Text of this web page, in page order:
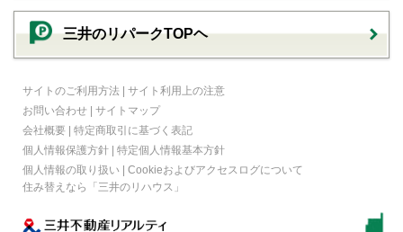
三井のリパークTOPヘ
サイトのご利用方法 | サイト利用上の注意
お問い合わせ | サイトマップ
会社概要 | 特定商取引に基づく表記
個人情報保護方針 | 特定個人情報基本方針
個人情報の取り扱い | Cookieおよびアクセスログについて
住み替えなら
「三井のリハウス」